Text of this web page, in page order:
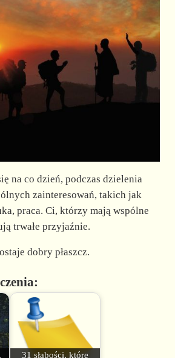
na co dzień, podczas dzielenia
zainteresowań, takich jak
praca. Ci, którzy mają wspólne
trwałe przyjaźnie.
dobry płaszcz.
31 słabości, które